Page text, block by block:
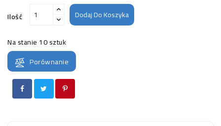
Ilość Dodaj Do Koszyka
Na stanie 10 sztuk
Porównanie